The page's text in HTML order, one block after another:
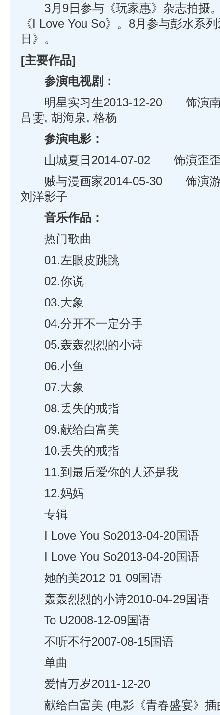
3月9日参与《玩家惠》杂志拍摄
《I Love You So》。8月参与彭水系
日》。
[主要作品]
参演电视剧：
明星实习生2013-12-20 饰演南
吕雯, 胡海泉, 格杨
参演电影：
山城夏日2014-07-02 饰演歪歪
贼与漫画家2014-05-30 饰演游
刘洋影子
音乐作品 ：
热门歌曲
01.左眼皮跳跳
02.你说
03.大象
04.分开不一定分手
05.轰轰烈烈的小诗
06.小鱼
07.大象
08.丢失的戒指
09.献给白富美
10.丢失的戒指
11.到最后爱你的人还是我
12.妈妈
专辑
I Love You So2013-04-20国语
I Love You So2013-04-20国语
她的美2012-01-09国语
轰轰烈烈的小诗2010-04-29国语
To U2008-12-09国语
不听不行2007-08-15国语
单曲
爱情万岁2011-12-20
献给白富美 (电影《青春盛宴》插